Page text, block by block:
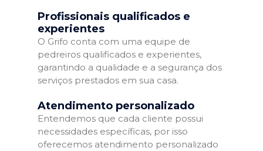
Profissionais qualificados e
experientes
O Grifo conta com uma equipe de
pedreiros qualificados e experientes,
garantindo a qualidade e a segurança dos
serviços prestados em sua casa.
Atendimento personalizado
Entendemos que cada cliente possui
necessidades específicas, por isso
oferecemos atendimento personalizado